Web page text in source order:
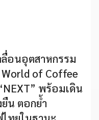
ลื่อนอุตสาหกรรม
World of Coffee
พร้อมเดิน
น ตอกย้ำ